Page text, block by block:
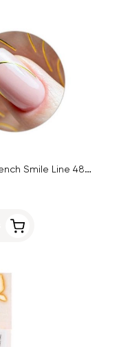
Autocolante pentru unghii - French Smile Line 48 buc, aurii - STZ-CS169